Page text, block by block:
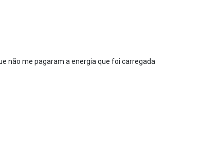
não me pagaram a energia que foi carregada